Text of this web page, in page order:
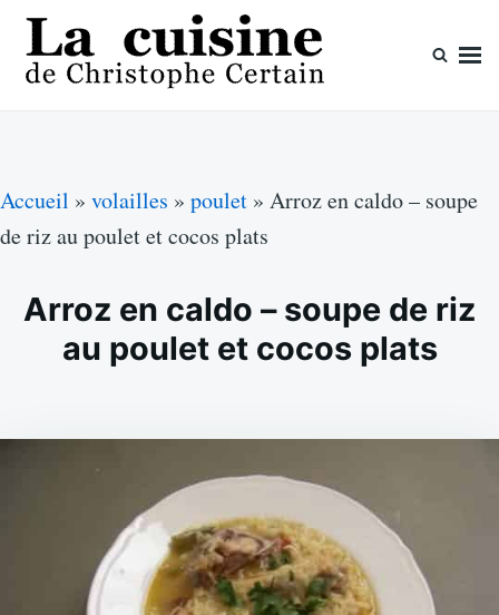
Skip
content
Search
for:
Accueil » volailles » poulet » Arroz en caldo – soupe
de riz au poulet et cocos plats
Arroz en caldo – soupe de riz
au poulet et cocos plats